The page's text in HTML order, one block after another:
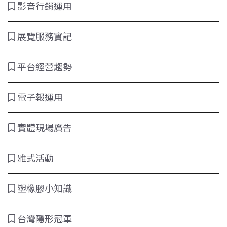
影音行銷運用
展覽服務實記
平台經營趨勢
電子報運用
實體現場廣告
雅式活動
塑橡膠小知識
台灣隱形冠軍